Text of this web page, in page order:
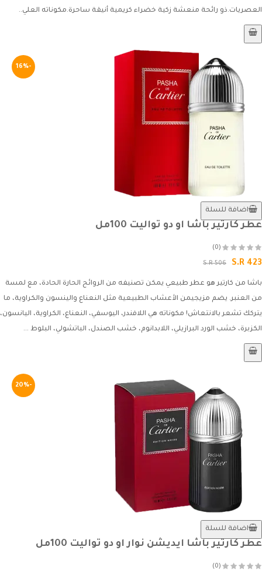
العصريات.ذو رائحة منعشة زكية خضراء كريمية أنيقة ساحرة.مكوناته العلي..
-16%
اضافة للسلة
عطر كارتير باشا او دو تواليت 100مل
(0)
S.R 423
S.R 506
باشا من كارتير هو عطر طبيعي يمكن تصنيفه من الروائح الحارة الحادة، مع لمسة
من العنبر. يضم مزيجيمن الأعشاب الطبيعية مثل النعناع والينسون والكراوية، ما
يتركك تشعر بالانتعاش! مكوناته هي اللافندر، اليوسفي، النعناع، الكراوية، اليانسون،
الكزبرة، خشب الورد البرازيلي، اللابدانوم، خشب الصندل، الباتشولي، البلوط ...
-20%
اضافة للسلة
عطر كارتير باشا ايديشن نوار او دو تواليت 100مل
(0)